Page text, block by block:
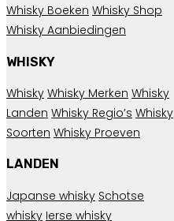
Whisky Boeken Whisky Shop
Whisky Aanbiedingen
WHISKY
Whisky Whisky Merken Whisky
Landen Whisky Regio’s Whisky
Soorten Whisky Proeven
LANDEN
Japanse whisky Schotse
whisky Ierse whisky